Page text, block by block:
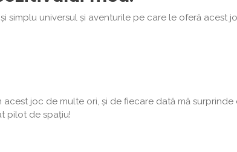
universul și aventurile pe care le oferă acest
joc de multe ori, și de fiecare dată mă
pilot de spațiu!